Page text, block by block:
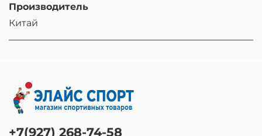
Производитель
Китай
+7(927) 268-74-58